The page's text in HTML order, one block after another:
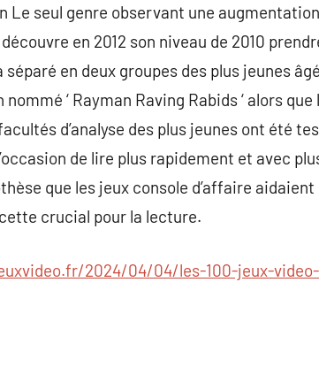
Le seul genre observant une
en 2012 son niveau de 2010
en deux groupes des plus jeunes
‘ Rayman Raving Rabids ‘ alors
d’analyse des plus jeunes ont été
de lire plus rapidement et avec
que les jeux console d’affaire
crucial pour la lecture.
2024/04/04/les-100-jeux-